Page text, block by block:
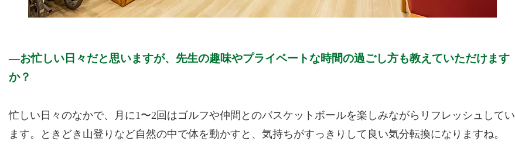
お忙しい日々だと思いますが、先生の趣味やプライベートな時間の過ごし方も教えていただけます
か？
忙しい日々のなかで、月に1〜2回はゴルフや仲間とのバスケットボールを楽しみながらリフレッシュしてい
ます。ときどき山登りなど自然の中で体を動かすと、気持ちがすっきりして良い気分転換になりますね。